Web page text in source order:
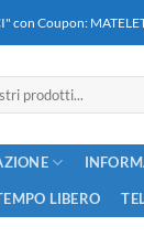
con Coupon:
LIBERO